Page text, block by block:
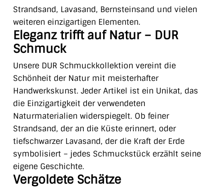
Strandsand, Lavasand, Bernsteinsand und vielen
weiteren einzigartigen Elementen.
Eleganz trifft auf Natur – DUR
Schmuck
Unsere DUR Schmuckkollektion vereint die
Schönheit der Natur mit meisterhafter
Handwerkskunst. Jeder Artikel ist ein Unikat, das
die Einzigartigkeit der verwendeten
Naturmaterialien widerspiegelt. Ob feiner
Strandsand, der an die Küste erinnert, oder
tiefschwarzer Lavasand, der die Kraft der Erde
symbolisiert – jedes Schmuckstück erzählt seine
eigene Geschichte.
Vergoldete Schätze